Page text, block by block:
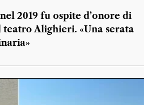
2019 fu ospite d’onore di
Alighieri. «Una serata